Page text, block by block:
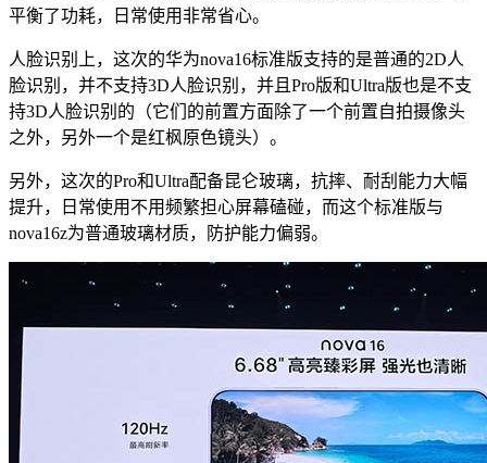
平衡了功耗，日常使用非常省心。
人脸识别上，这次的华为nova16标准版支持的是普通的2D人
脸识别，并不支持3D人脸识别，并且Pro版和Ultra版也是不支
持3D人脸识别的（它们的前置方面除了一个前置自拍摄像头
之外，另外一个是红枫原色镜头）。
另外，这次的Pro和Ultra配备昆仑玻璃，抗摔、耐刮能力大幅
提升，日常使用不用频繁担心屏幕磕碰，而这个标准版与
nova16z为普通玻璃材质，防护能力偏弱。